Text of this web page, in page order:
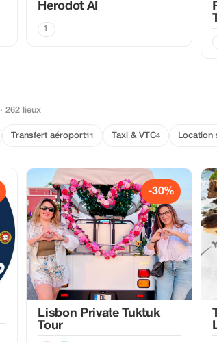
Herodot AI
1
· 262 lieux
Transfert aéroport11 Taxi & VTC4 Location
-30%
Lisbon Private Tuktuk
Tour